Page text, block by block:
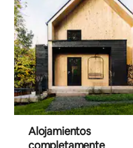
Alojamientos
completamente